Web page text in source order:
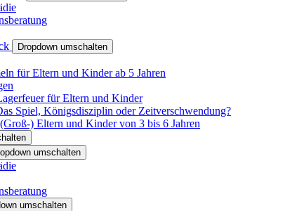
Dropdown umschalten
für Eltern und Kinder ab 5 Jahren
für Eltern und Kinder
Spiel, Königsdisziplin oder Zeitverschwendung?
) Eltern und Kinder von 3 bis 6 Jahren
umschalten
umschalten